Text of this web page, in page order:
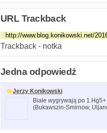
URL Trackback
Trackback - notka
Jedna odpowiedź
Jerzy Konikowski
Białe wygrywają po
(Bukawszin-Smirnow,